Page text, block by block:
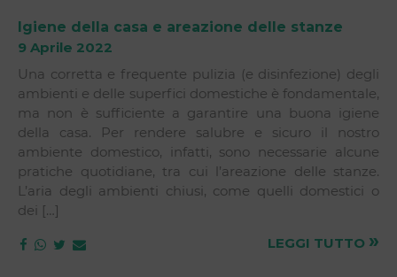
Igiene della casa e areazione delle stanze
9 Aprile 2022
Una corretta e frequente pulizia (e disinfezione) degli
ambienti e delle superfici domestiche è fondamentale,
ma non è sufficiente a garantire una buona igiene
della casa. Per rendere salubre e sicuro il nostro
ambiente domestico, infatti, sono necessarie alcune
pratiche quotidiane, tra cui l’areazione delle stanze.
L’aria degli ambienti chiusi, come quelli domestici o
dei […]
LEGGI TUTTO »